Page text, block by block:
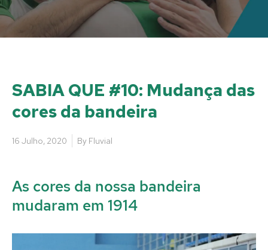
SABIA QUE #10: Mudança das
cores da bandeira
16 Julho, 2020 By Fluvial
As cores da nossa bandeira
mudaram em 1914